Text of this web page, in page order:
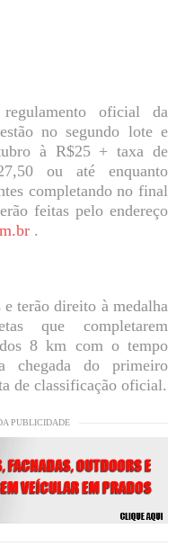
oficial da
no segundo lote e
à R$25 + taxa de
ou até enquanto
completando no final
feitas pelo endereço
.
e terão direito à medalha
que completarem
8 km com o tempo
chegada do primeiro
de classificação oficial.
PUBLICIDADE